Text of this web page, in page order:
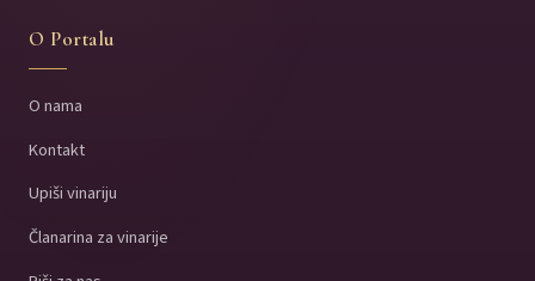
O Portalu
O nama
Kontakt
Upiši vinariju
Članarina za vinarije